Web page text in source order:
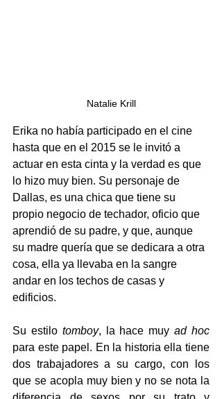
Natalie Krill
Erika no había participado en el cine
hasta que en el 2015 se le invitó a
actuar en esta cinta y la verdad es que
lo hizo muy bien. Su personaje de
Dallas, es una chica que tiene su
propio negocio de techador, oficio que
aprendió de su padre, y que, aunque
su madre quería que se dedicara a otra
cosa, ella ya llevaba en la sangre
andar en los techos de casas y
edificios.
Su estilo tomboy, la hace muy ad hoc
para este papel. En la historia ella tiene
dos trabajadores a su cargo, con los
que se acopla muy bien y no se nota la